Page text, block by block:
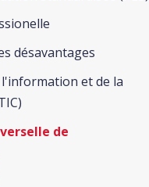
désavantages
et de la
de